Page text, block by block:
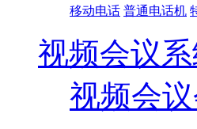
移动电话 普通电话机
视频会议
视频会